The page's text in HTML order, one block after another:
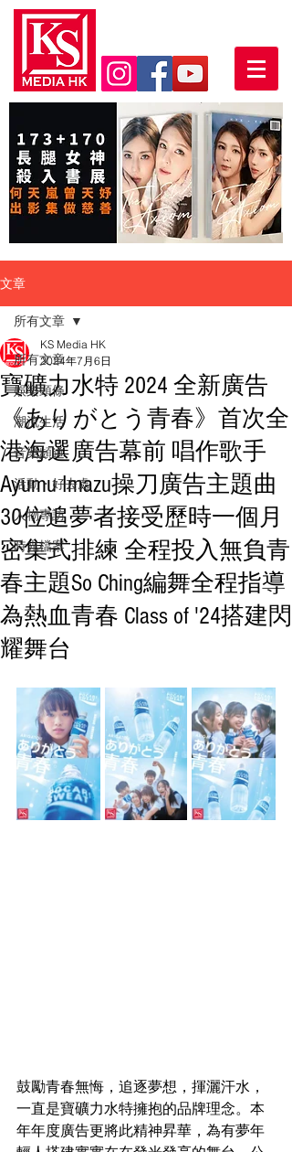
文章
所有文章
娛樂頭條
潮流生活
音樂頻道
活動・好去處
人物專訪
時光檔案
所有文章
寶礦力水特 2024 全新廣告
《ありがとう青春》首次全
港海選廣告幕前 唱作歌手
Ayumu Imazu操刀廣告主題曲
30位追夢者接受歷時一個月
密集式排練 全程投入無負青
春主題So Ching編舞全程指導
為熱血青春 Class of '24搭建閃
耀舞台
KS Media HK
2024年7月6日
鼓勵青春無悔，追逐夢想，揮灑汗水，
一直是寶礦力水特擁抱的品牌理念。本
年年度廣告更將此精神昇華，為有夢年